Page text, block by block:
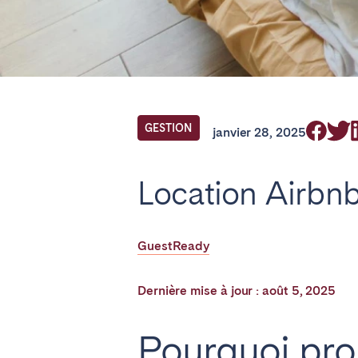
GESTION janvier 28, 2025
Location
GuestReady
Dernière mise à jour : août 5, 2025
Find your
Cannes Dijon
Paris